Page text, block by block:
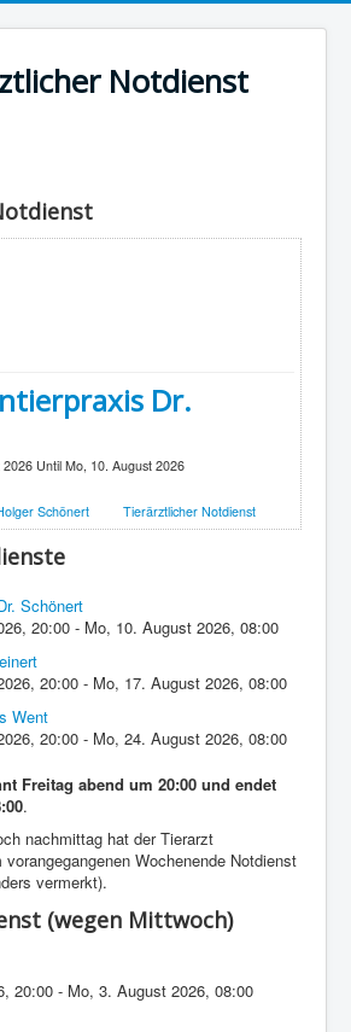
Notdienst
Dr.
Until Mo, 10. August 2026
Schönert
Tierärztlicher Notdienst
Schönert
,20:00 - Mo, 10. August 2026,08:00
,20:00 - Mo, 17. August 2026,08:00
Went
,20:00 - Mo, 24. August 2026,08:00
Freitag abend um 20:00 und endet
.
nachmittag hat der Tierarzt
Wochenende Notdienst
vermerkt).
(wegen Mittwoch)
,20:00 - Mo, 3. August 2026,08:00